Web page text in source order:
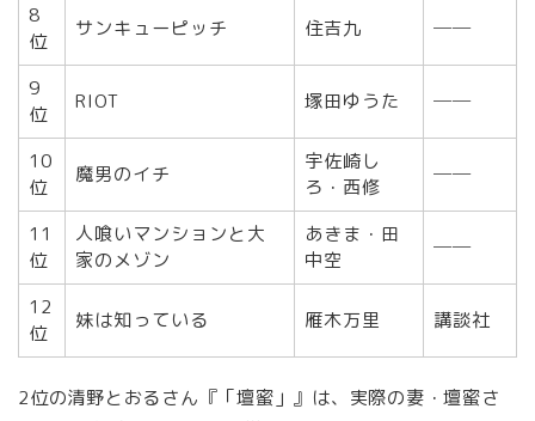
8
位
サンキューピッチ 住吉九 ──
9
位
RIOT 塚田ゆうた ──
10
位
魔男のイチ
宇佐崎し
ろ・西修
──
11
位
人喰いマンションと大
家のメゾン
あきま・田
中空
──
12
位
妹は知っている 雁木万里 講談社
2位の清野とおるさん『「壇蜜」』は、実際の妻・壇蜜さ